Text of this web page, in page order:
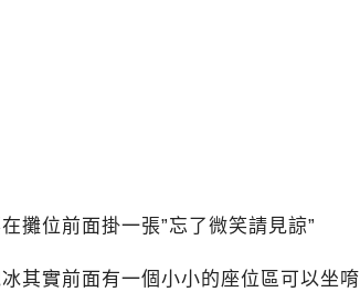
攤位前面掛一張”忘了微笑請見諒”
其實前面有一個小小的座位區可以坐唷